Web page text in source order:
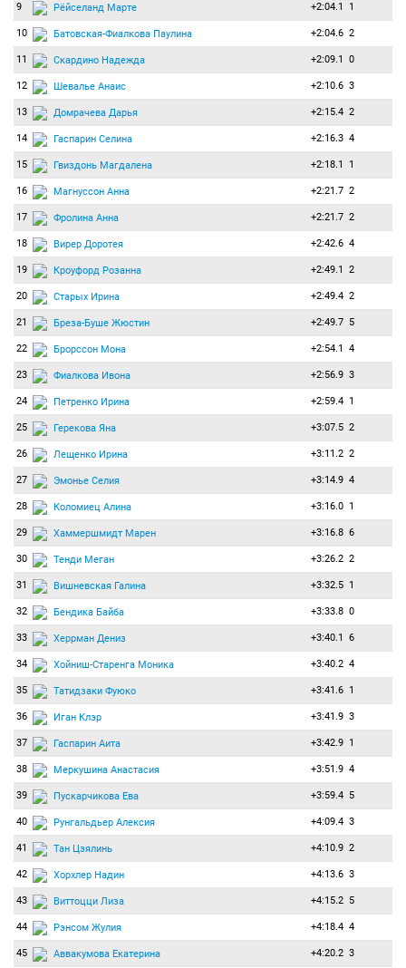
9 Рёйселанд Марте +2:04.1 1
10 Батовская-Фиалкова Паулина +2:04.6 2
11 Скардино Надежда +2:09.1 0
12 Шевалье Анаис +2:10.6 3
13 Домрачева Дарья +2:15.4 2
14 Гаспарин Селина +2:16.3 4
15 Гвиздонь Магдалена +2:18.1 1
16 Магнуссон Анна +2:21.7 2
17 Фролина Анна +2:21.7 2
18 Вирер Доротея +2:42.6 4
19 Кроуфорд Розанна +2:49.1 2
20 Старых Ирина +2:49.4 2
21 Бреза-Буше Жюстин +2:49.7 5
22 Брорссон Мона +2:54.1 4
23 Фиалкова Ивона +2:56.9 3
24 Петренко Ирина +2:59.4 1
25 Герекова Яна +3:07.5 2
26 Лещенко Ирина +3:11.2 2
27 Эмонье Селия +3:14.9 4
28 Коломиец Алина +3:16.0 1
29 Хаммершмидт Марен +3:16.8 6
30 Тенди Меган +3:26.2 2
31 Вишневская Галина +3:32.5 1
32 Бендика Байба +3:33.8 0
33 Херрман Дениз +3:40.1 6
34 Хойниш-Старенга Моника +3:40.2 4
35 Татидзаки Фуюко +3:41.6 1
36 Иган Клэр +3:41.9 3
37 Гаспарин Аита +3:42.9 1
38 Меркушина Анастасия +3:51.9 4
39 Пускарчикова Ева +3:59.4 5
40 Рунгальдьер Алексия +4:09.4 3
41 Тан Цзялинь +4:10.9 2
42 Хорхлер Надин +4:13.6 3
43 Виттоцци Лиза +4:15.2 5
44 Рэнсом Жулия +4:18.4 4
45 Аввакумова Екатерина +4:20.2 3